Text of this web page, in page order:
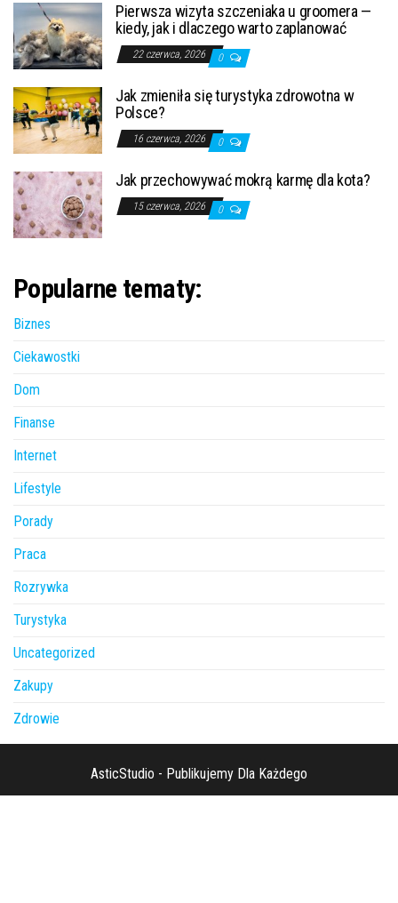
Pierwsza wizyta szczeniaka u groomera —
kiedy, jak i dlaczego warto zaplanować
22 czerwca, 2026 0
Jak zmieniła się turystyka zdrowotna w
Polsce?
16 czerwca, 2026 0
Jak przechowywać mokrą karmę dla kota?
15 czerwca, 2026 0
Popularne tematy:
Biznes
Ciekawostki
Dom
Finanse
Internet
Lifestyle
Porady
Praca
Rozrywka
Turystyka
Uncategorized
Zakupy
Zdrowie
AsticStudio - Publikujemy Dla Każdego